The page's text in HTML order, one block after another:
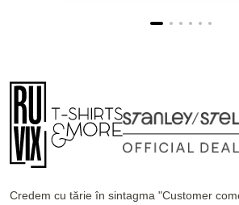
Credem cu tărie în sintagma "Customer